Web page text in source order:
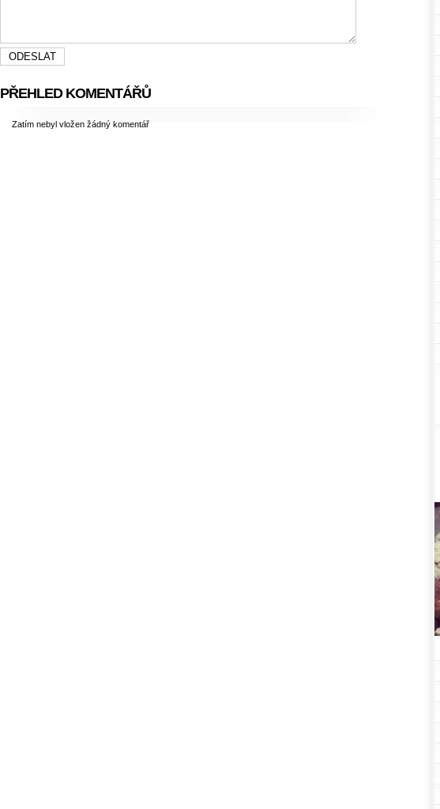
PŘEHLED KOMENTÁŘŮ
Zatím nebyl vložen žádný komentář